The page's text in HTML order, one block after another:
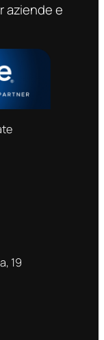
aziende e
19